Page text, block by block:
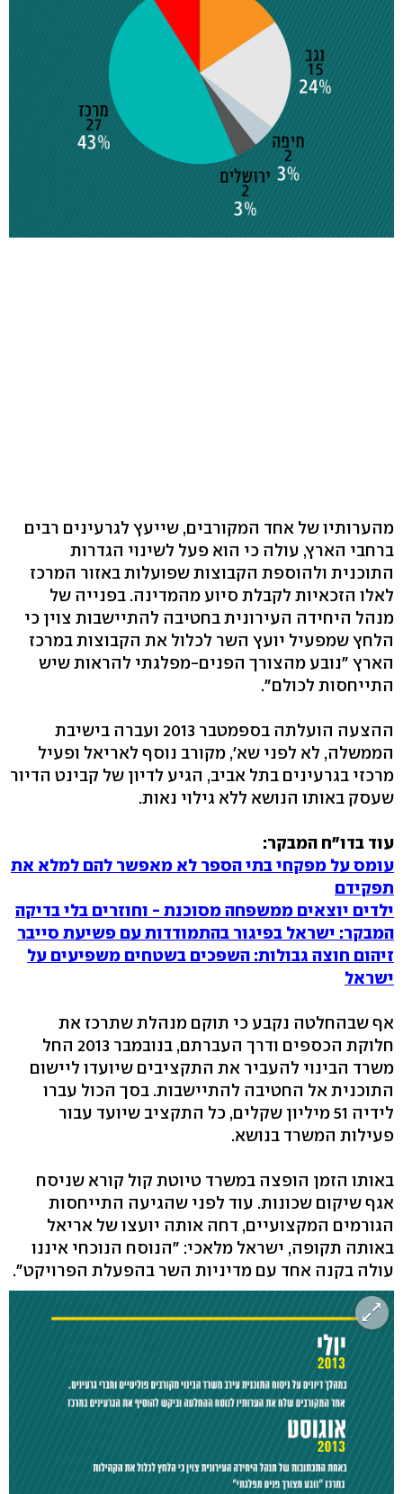
מהערותיו של אחד המקורבים, שייעץ לגרעינים רבים
ברחבי הארץ, עולה כי הוא פעל לשינוי הגדרות
התוכנית ולהוספת הקבוצות שפועלות באזור המרכז
לאלו הזכאיות לקבלת סיוע מהמדינה. בפנייה של
מנהל היחידה העירונית בחטיבה להתיישבות צוין כי
הלחץ שמפעיל יועץ השר לכלול את הקבוצות במרכז
הארץ "נובע מהצורך הפנים-מפלגתי להראות שיש
התייחסות לכולם".
ההצעה הועלתה בספמטבר 2013 ועברה בישיבת
הממשלה, לא לפני שא', מקורב נוסף לאריאל ופעיל
מרכזי בגרעינים בתל אביב, הגיע לדיון של קבינט הדיור
שעסק באותו הנושא ללא גילוי נאות.
עוד בדו"ח המבקר:
עומס על מפקחי בתי הספר לא מאפשר להם למלא את
תפקידם
ילדים יוצאים ממשפחה מסוכנת - וחוזרים בלי בדיקה
המבקר: ישראל בפיגור בהתמודדות עם פשיעת סייבר
זיהום חוצה גבולות: השפכים בשטחים משפיעים על
ישראל‏
אף שבהחלטה נקבע כי תוקם מנהלת שתרכז את
חלוקת הכספים ודרך העברתם, בנובמבר 2013 החל
משרד הבינוי להעביר את התקציבים שיועדו ליישום
התוכנית אל החטיבה להתיישבות. בסך הכול עברו
לידיה 51 מיליון שקלים, כל התקציב שיועד עבור
פעילות המשרד בנושא.
באותו הזמן הופצה במשרד טיוטת קול קורא שניסח
אגף שיקום שכונות. עוד לפני שהגיעה התייחסות
הגורמים המקצועיים, דחה אותה יועצו של אריאל
באותה תקופה, ישראל מלאכי: "הנוסח הנוכחי איננו
עולה בקנה אחד עם מדיניות השר בהפעלת הפרויקט".